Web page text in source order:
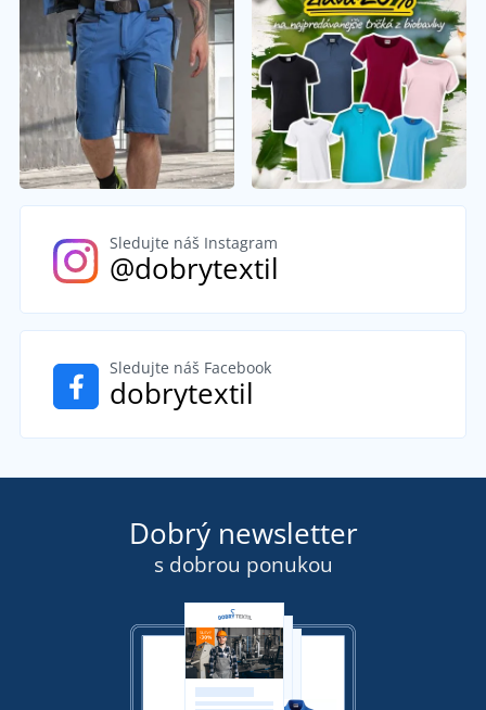
Sledujte náš Instagram
@dobrytextil
Sledujte náš Facebook
dobrytextil
Dobrý newsletter
s dobrou ponukou